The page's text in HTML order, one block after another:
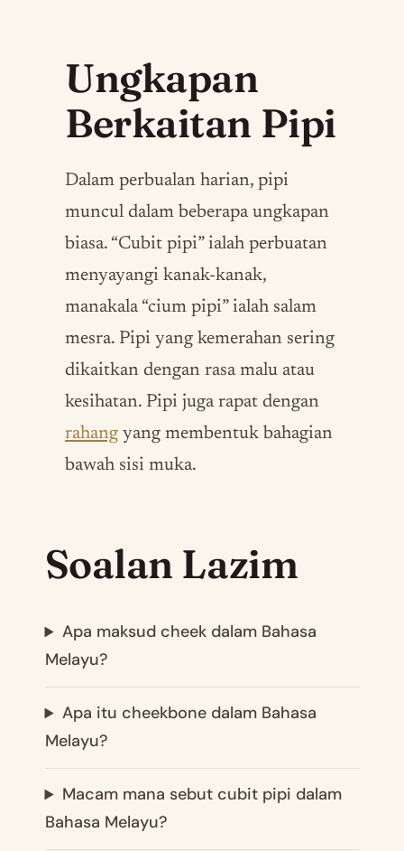
Ungkapan
Berkaitan Pipi
Dalam perbualan harian, pipi
muncul dalam beberapa ungkapan
biasa. “Cubit pipi” ialah perbuatan
menyayangi kanak-kanak,
manakala “cium pipi” ialah salam
mesra. Pipi yang kemerahan sering
dikaitkan dengan rasa malu atau
kesihatan. Pipi juga rapat dengan
rahang yang membentuk bahagian
bawah sisi muka.
Soalan Lazim
Apa maksud cheek dalam Bahasa
Melayu?
Apa itu cheekbone dalam Bahasa
Melayu?
Macam mana sebut cubit pipi dalam
Bahasa Melayu?